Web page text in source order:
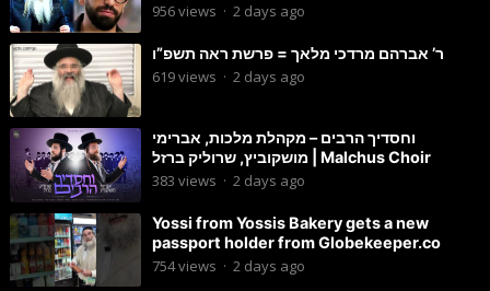
956views · 2 days ago
ר’ אברהם מרדכי מלאך = פרשת ראה תשפ”ו
619views · 2 days ago
וחסדיך הרבים – מקהלת מלכות, אברימי
מושקוביץ, שרוליק ברזל | Malchus Choir
383 views · 2 days ago
Yossi from Yossis Bakery gets a new
passport holder from Globekeeper.co
754views · 2 days ago